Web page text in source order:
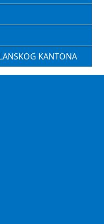
KANTONA